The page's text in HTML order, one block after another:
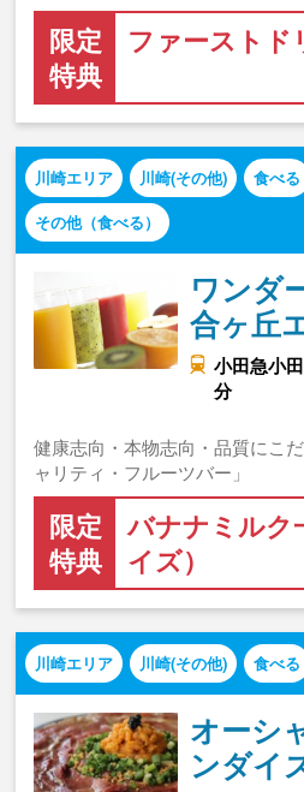
限定
特典
ファーストド
川崎エリア 川崎(その他) 食べる
その他（食べる）
ワンダ
合ヶ丘
小田急小
分
健康志向・本物志向・品質にこ
ャリティ・フルーツバー」
限定
特典
バナナミルク
イズ）
川崎エリア 川崎(その他) 食べる
オーシ
ンダイ